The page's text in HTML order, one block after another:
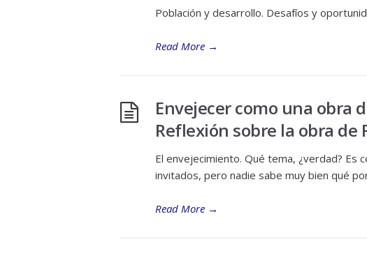
Población y desarrollo. Desafíos y
Read More →
Envejecer como una obra
Reflexión sobre la obra de
El envejecimiento. Qué tema, ¿verdad?
invitados, pero nadie sabe muy bien qué
Read More →